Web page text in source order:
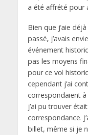
a été affrété pour
Bien que j’aie
passé, j’avais
événement
pas les moyens
pour ce vol
cependant j’ai
correspondaient
j’ai pu trouver
correspondance.
billet, même si je